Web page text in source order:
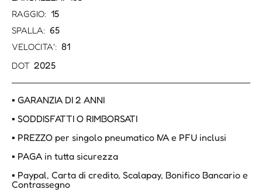
RAGGIO: 15
SPALLA: 65
VELOCITA': 81
DOT 2025
▪ GARANZIA DI 2 ANNI
▪ SODDISFATTI O RIMBORSATI
▪ PREZZO per singolo pneumatico IVA e PFU inclusi
▪ PAGA in tutta sicurezza
▪ Paypal, Carta di credito, Scalapay, Bonifico Bancario e
Contrassegno